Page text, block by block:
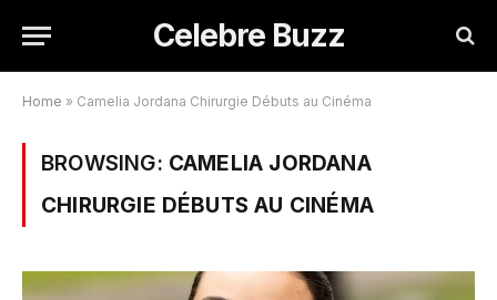
Celebre Buzz
Home » Camelia Jordana Chirurgie Débuts au Cinéma
BROWSING: CAMELIA JORDANA
CHIRURGIE DÉBUTS AU CINÉMA